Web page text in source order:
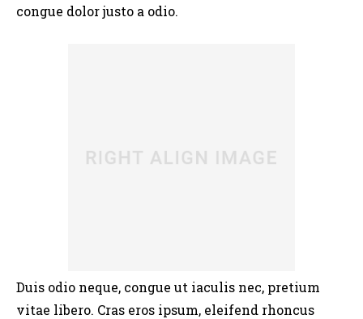
congue dolor justo a odio.
Duis odio neque, congue ut iaculis nec, pretium
vitae libero. Cras eros ipsum, eleifend rhoncus